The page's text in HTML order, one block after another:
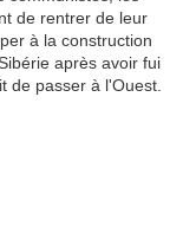
de rentrer de leur
à la construction
après avoir fui
de passer à l'Ouest.